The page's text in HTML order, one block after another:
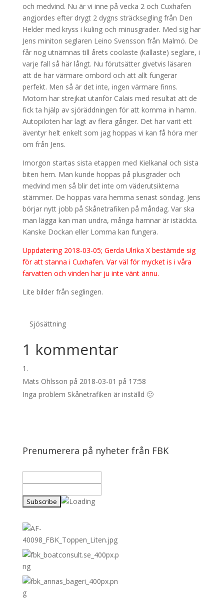
och medvind. Nu är vi inne på vecka 2 och Cuxhafen
angjordes efter drygt 2 dygns sträcksegling från Den
Helder med kryss i kuling och minusgrader. Med sig har
Jens miniton seglaren Leino Svensson från Malmö. De
får nog utnämnas till årets coolaste (kallaste) seglare, i
varje fall så här långt. Nu förutsätter givetvis läsaren
att de har värmare ombord och att allt fungerar
perfekt. Men så är det inte, ingen värmare finns.
Motorn har strejkat utanför Calais med resultat att de
fick ta hjälp av sjöräddningen för att komma in hamn.
Autopiloten har lagt av flera gånger. Det har varit ett
äventyr helt enkelt som jag hoppas vi kan få höra mer
om från Jens.
Imorgon startas sista etappen med Kielkanal och sista
biten hem. Man kunde hoppas på plusgrader och
medvind men så blir det inte om väderutsikterna
stämmer. De hoppas vara hemma senast söndag. Jens
börjar nytt jobb på Skånetrafiken på måndag. Var ska
man lägga kan man undra, många hamnar är istäckta.
Kanske Dockan eller Lomma kan fungera.
Uppdatering 2018-03-05; Gerda Ulrika X bestämde sig
för att stanna i Cuxhafen. Var väl för mycket is i våra
farvatten och vinden har ju inte vänt ännu.
Lite bilder från seglingen.
Sjösättning
1 kommentar
Mats Ohlsson på 2018-03-01 på 17:58
Inga problem Skånetrafiken är inställd 🙂
Prenumerera på nyheter från FBK